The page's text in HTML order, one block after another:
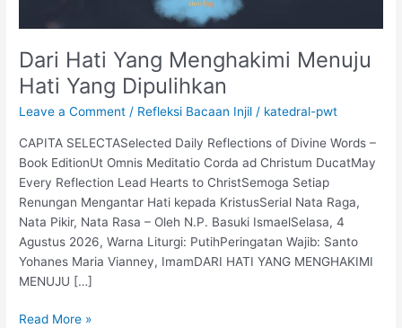
Dari Hati Yang Menghakimi Menuju
Hati Yang Dipulihkan
Leave a Comment / Refleksi Bacaan Injil / katedral-pwt
CAPITA SELECTASelected Daily Reflections of Divine Words –
Book EditionUt Omnis Meditatio Corda ad Christum DucatMay
Every Reflection Lead Hearts to ChristSemoga Setiap
Renungan Mengantar Hati kepada KristusSerial Nata Raga,
Nata Pikir, Nata Rasa – Oleh N.P. Basuki IsmaelSelasa, 4
Agustus 2026, Warna Liturgi: PutihPeringatan Wajib: Santo
Yohanes Maria Vianney, ImamDARI HATI YANG MENGHAKIMI
MENUJU […]
Read More »